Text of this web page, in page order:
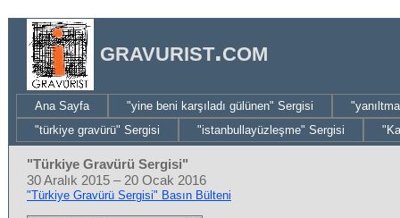
gravurist.com
Ana Sayfa "yine beni karşıladı gülünen" Sergisi
"türkiye gravürü" Sergisi
"istanbullayüzleşme" Sergisi
"Türkiye Gravürü Sergisi"
30 Aralık 2015 – 20 Ocak 2016
"Türkiye Gravürü Sergisi" Basın Bülteni